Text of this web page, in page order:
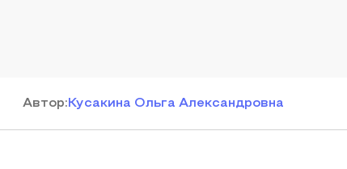
Автор: Кусакина Ольга Александровна